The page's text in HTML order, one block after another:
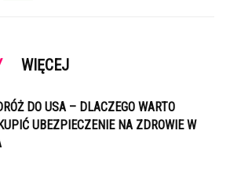
WIĘCEJ
DO USA – DLACZEGO WARTO
UBEZPIECZENIE NA ZDROWIE W